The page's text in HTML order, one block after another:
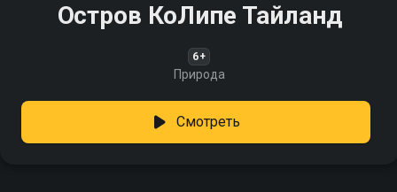
Остров КоЛипе Тайланд
6+
Природа
Смотреть